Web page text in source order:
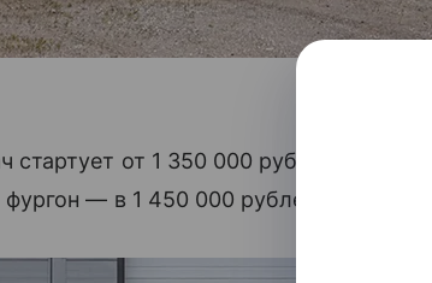
стартует от 1 350 000 рублей,
— в 1 450 000 рублей.